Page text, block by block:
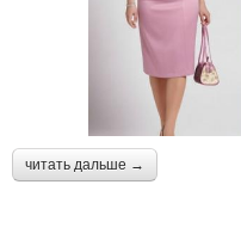
читать дальше →